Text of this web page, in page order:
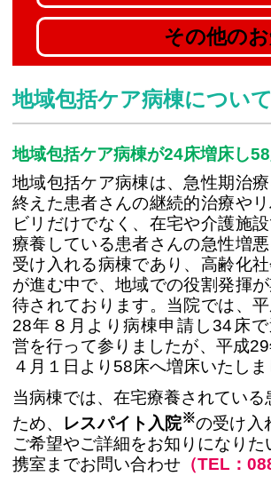
その他の
地域包括ケア病棟について
地域包括ケア病棟が24床増床し
地域包括ケア病棟は、急性期治療
終えた患者さんの継続的治療や
ビリだけでなく、在宅や介護施
療養している患者さんの急性増悪
受け入れる病棟であり、高齢化
が進む中で、地域での役割発揮が
待されております。当院では、
28年８月より病棟申請し34床で
営を行って参りましたが、平成
４月１日より58床へ増床いたしま
当病棟では、在宅療養されてい
ため、 レスパイト入院※の受け入
ご希望やご詳細をお知りになり
携室までお問い合わせ （TEL：